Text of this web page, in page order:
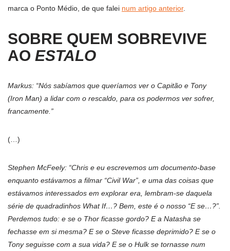
marca o Ponto Médio, de que falei num artigo anterior.
SOBRE QUEM SOBREVIVE
AO ESTALO
Markus: “Nós sabíamos que queríamos ver o Capitão e Tony
(Iron Man) a lidar com o rescaldo, para os podermos ver sofrer,
francamente.”
(…)
Stephen McFeely: “Chris e eu escrevemos um documento-base
enquanto estávamos a filmar “Civil War”, e uma das coisas que
estávamos interessados em explorar era, lembram-se daquela
série de quadradinhos What If…? Bem, este é o nosso “E se…?”.
Perdemos tudo: e se o Thor ficasse gordo? E a Natasha se
fechasse em si mesma? E se o Steve ficasse deprimido? E se o
Tony seguisse com a sua vida? E se o Hulk se tornasse num